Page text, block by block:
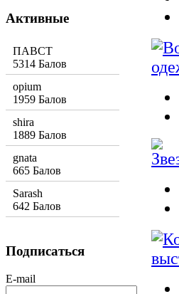
Активные
ПАВСТ
5314 Балов
opium
1959 Балов
shira
1889 Балов
gnata
665 Балов
Sarash
642 Балов
Подписаться
E-mail